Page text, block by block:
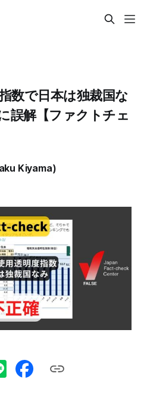
数で日本は独裁国な
誤解【ファクトチェ
Kiyama)